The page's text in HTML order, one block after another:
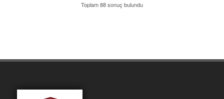
Toplam 88 sonuç bulundu